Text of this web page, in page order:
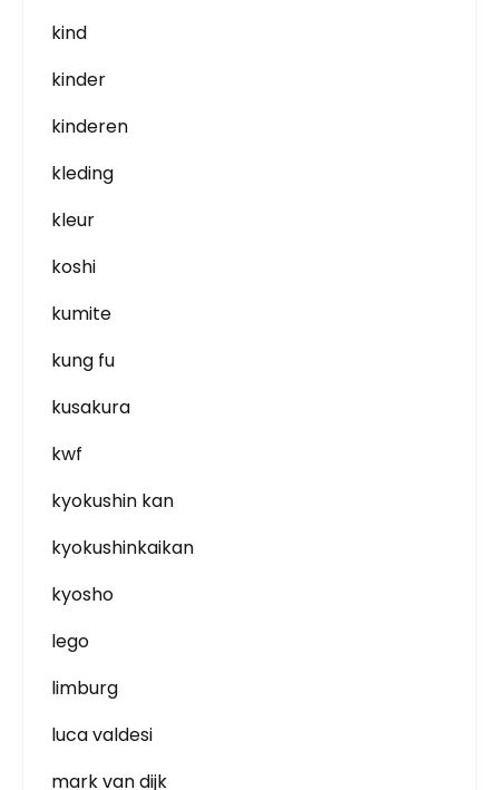
kind
kinder
kinderen
kleding
kleur
koshi
kumite
kung fu
kusakura
kwf
kyokushin kan
kyokushinkaikan
kyosho
lego
limburg
luca valdesi
mark van dijk